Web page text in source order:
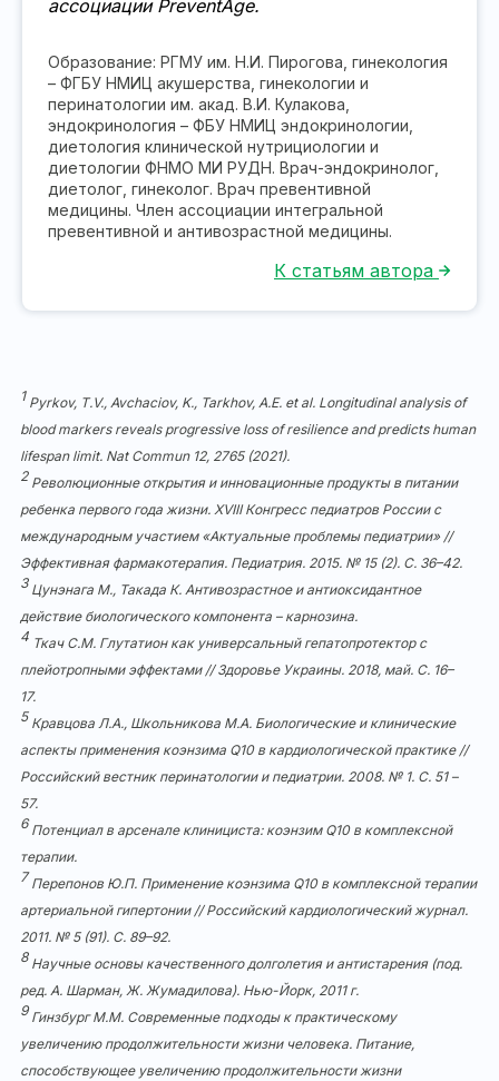
ассоциации PreventAge.
Образование: РГМУ им. Н.И. Пирогова, гинекология
– ФГБУ НМИЦ акушерства, гинекологии и
перинатологии им. акад. В.И. Кулакова,
эндокринология – ФБУ НМИЦ эндокринологии,
диетология клинической нутрициологии и
диетологии ФНМО МИ РУДН. Врач-эндокринолог,
диетолог, гинеколог. Врач превентивной
медицины. Член ассоциации интегральной
превентивной и антивозрастной медицины.
К статьям автора
1 Pyrkov, T.V., Avchaciov, K., Tarkhov, A.E. et al. Longitudinal analysis of
blood markers reveals progressive loss of resilience and predicts human
lifespan limit. Nat Commun 12, 2765 (2021).
2 Революционные открытия и инновационные продукты в питании
ребенка первого года жизни. ХVIII Конгресс педиатров России с
международным участием «Актуальные проблемы педиатрии» //
Эффективная фармакотерапия. Педиатрия. 2015. № 15 (2). С. 36–42.
3Цунэнага М., Такада К. Антивозрастное и антиоксидантное
действие биологического компонента – карнозина.
4 Ткач С.М. Глутатион как универсальный гепатопротектор с
плейотропными эффектами // Здоровье Украины. 2018, май. С. 16–
17.
5Кравцова Л.А., Школьникова М.А. Биологические и клинические
аспекты применения коэнзима Q10 в кардиологической практике //
Российский вестник перинатологии и педиатрии. 2008. № 1. С. 51 –
57.
6Потенциал в арсенале клинициста: коэнзим Q10 в комплексной
терапии.
7 Перепонов Ю.П. Применение коэнзима Q10 в комплексной терапии
артериальной гипертонии // Российский кардиологический журнал.
2011. № 5 (91). С. 89–92.
8Научные основы качественного долголетия и антистарения (под.
ред. А. Шарман, Ж. Жумадилова). Нью-Йорк, 2011 г.
9Гинзбург М.М. Современные подходы к практическому
увеличению продолжительности жизни человека. Питание,
способствующее увеличению продолжительности жизни